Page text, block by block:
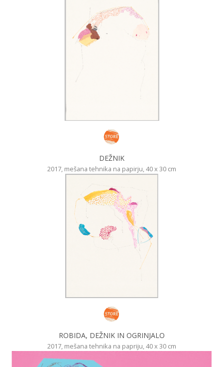
DEŽNIK
2017, mešana tehnika na papirju, 40 x 30 cm
ROBIDA, DEŽNIK IN OGRINJALO
2017, mešana tehnika na papriju, 40 x 30 cm